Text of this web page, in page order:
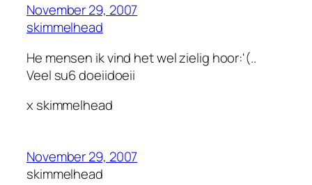
November 29, 2007
skimmelhead
He mensen ik vind het wel zielig hoor:'(..
Veel su6 doeiidoeii
x skimmelhead
November 29, 2007
skimmelhead